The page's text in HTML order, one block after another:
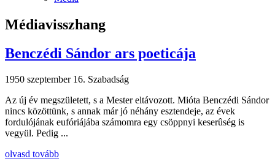
Médiavisszhang
Benczédi Sándor ars poeticája
1950 szeptember 16. Szabadság
Az új év megszületett, s a Mester eltávozott. Mióta Benczédi Sándor
nincs közöttünk, s annak már jó néhány esztendeje, az évek
fordulójának eufóriájába számomra egy csöppnyi keserûség is
vegyül. Pedig ...
olvasd tovább